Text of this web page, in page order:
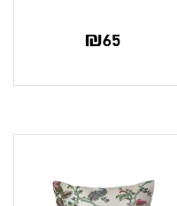
₪65